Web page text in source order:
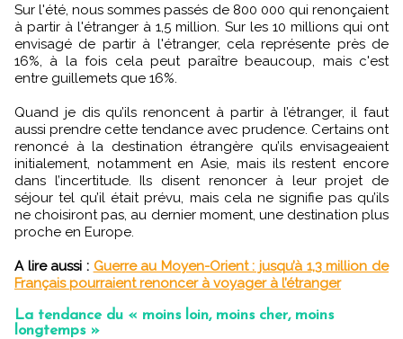
Sur l'été, nous sommes passés de 800 000 qui renonçaient
à partir à l'étranger à 1,5 million. Sur les 10 millions qui ont
envisagé de partir à l'étranger, cela représente près de
16%, à la fois cela peut paraître beaucoup, mais c'est
entre guillemets que 16%.
Quand je dis qu’ils renoncent à partir à l’étranger, il faut
aussi prendre cette tendance avec prudence. Certains ont
renoncé à la destination étrangère qu’ils envisageaient
initialement, notamment en Asie, mais ils restent encore
dans l’incertitude. Ils disent renoncer à leur projet de
séjour tel qu’il était prévu, mais cela ne signifie pas qu’ils
ne choisiront pas, au dernier moment, une destination plus
proche en Europe.
A lire aussi : Guerre au Moyen-Orient : jusqu’à 1,3 million de
Français pourraient renoncer à voyager à l’étranger
La tendance du « moins loin, moins cher, moins
longtemps »